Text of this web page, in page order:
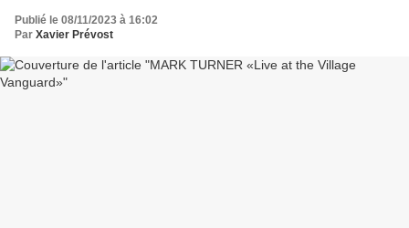
Publié le 08/11/2023 à 16:02
Par Xavier Prévost